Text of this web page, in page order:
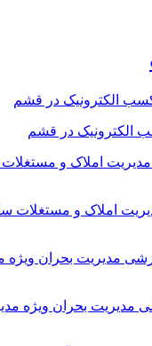
الکترونیک در قشم
املاک و مستغلات
مدیریت بحران ویژه